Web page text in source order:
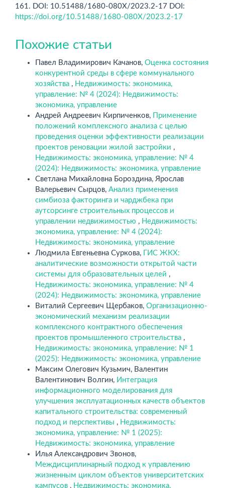
161. DOI: 10.51488/1680-080X/2023.2-17 DOI:
https://doi.org/10.51488/1680-080X/2023.2-17
Похожие статьи
Павел Владимирович Качанов, Оценка состояния
конкурентной среды в сфере коммунального
хозяйства , Недвижимость: экономика,
управление: № 4 (2024): Недвижимость:
экономика, управление
Андрей Андреевич Кирпиченков, Применение
положений комплексного анализа с целью
проведения оценки эффективности реализации
проектов реновации жилой застройки ,
Недвижимость: экономика, управление: № 4
(2024): Недвижимость: экономика, управление
Светлана Михайловна Бороздина, Ярослав
Валерьевич Сырцов, Анализ применения
симбиоза факторинга и чарджбека при
аутсорсинге строительных процессов и
управлении недвижимостью , Недвижимость:
экономика, управление: № 4 (2024):
Недвижимость: экономика, управление
Людмила Евгеньевна Суркова, ГИС ЖКХ:
аналитические возможности открытой части
системы для образовательных целей ,
Недвижимость: экономика, управление: № 4
(2024): Недвижимость: экономика, управление
Виталий Сергеевич Щербаков, Организационно-
экономический механизм реализации
комплексного контрактного обеспечения
проектов промышленного строительства ,
Недвижимость: экономика, управление: № 1
(2025): Недвижимость: экономика, управление
Максим Олегович Кузьмич, Валентин
Валентинович Волгин, Интеграция
информационного моделирования для
улучшения эксплуатационных качеств объектов
капитального строительства: современный
подход и перспективы , Недвижимость:
экономика, управление: № 1 (2025):
Недвижимость: экономика, управление
Илья Александрович Звонов,
Междисциплинарный подход к управлению
жизненным циклом объектов университетских
кампусов , Недвижимость: экономика,